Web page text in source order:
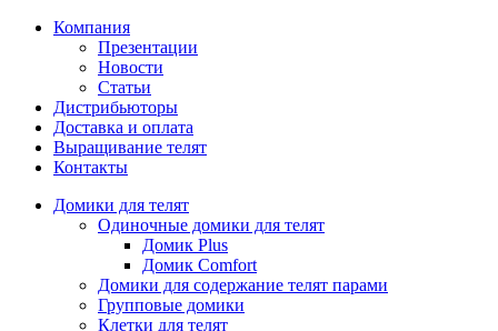
Компания
Презентации
Новости
Статьи
Дистрибьюторы
Доставка и оплата
Выращивание телят
Контакты
Домики для телят
Одиночные домики для телят
Домик Plus
Домик Comfort
Домики для содержание телят парами
Групповые домики
Клетки для телят